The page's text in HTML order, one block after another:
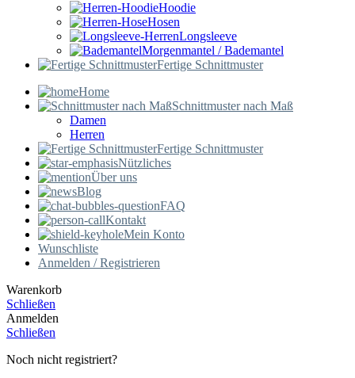
Hoodie
Hosen
Longsleeve
Morgenmantel / Bademantel
Fertige Schnittmuster
Home
Schnittmuster nach Maß
Damen
Herren
Fertige Schnittmuster
Nützliches
Über uns
Blog
FAQ
Kontakt
Mein Konto
Wunschliste
Anmelden / Registrieren
Warenkorb
Schließen
Anmelden
Schließen
Noch nicht registriert?